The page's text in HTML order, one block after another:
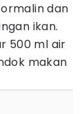
dan
ikan.
500 ml air
makan